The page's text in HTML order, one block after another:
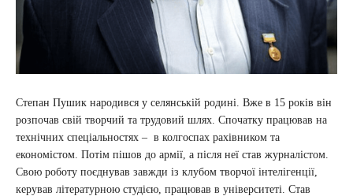
Степан Пушик народився у селянській родині. Вже в 15 років він
розпочав свій творчий та трудовий шлях. Спочатку працював на
технічних спеціальностях – в колгоспах рахівником та
економістом. Потім пішов до армії, а після неї став журналістом.
Свою роботу поєднував завжди із клубом творчої інтелігенції,
керував літературною студією, працював в університеті. Став